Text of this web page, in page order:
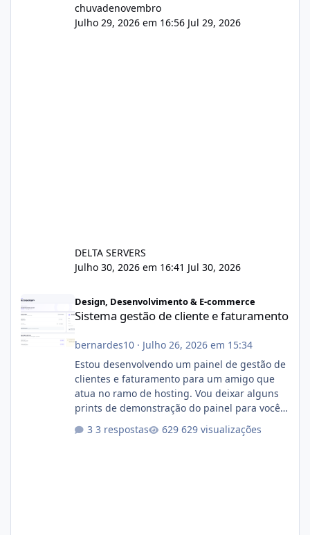
chuvadenovembro
Julho 29, 2026 em 16:56 Jul 29, 2026
DELTA SERVERS
Julho 30, 2026 em 16:41 Jul 30, 2026
Design, Desenvolvimento & E-commerce
Sistema gestão de cliente e faturamento
bernardes10· Julho 26, 2026 em 15:34
Estou desenvolvendo um painel de gestão de
clientes e faturamento para um amigo que
atua no ramo de hosting. Vou deixar alguns
prints de demonstração do painel para vocês
com cerca de 80% concluído e conta com
3 respostas 629 visualizações